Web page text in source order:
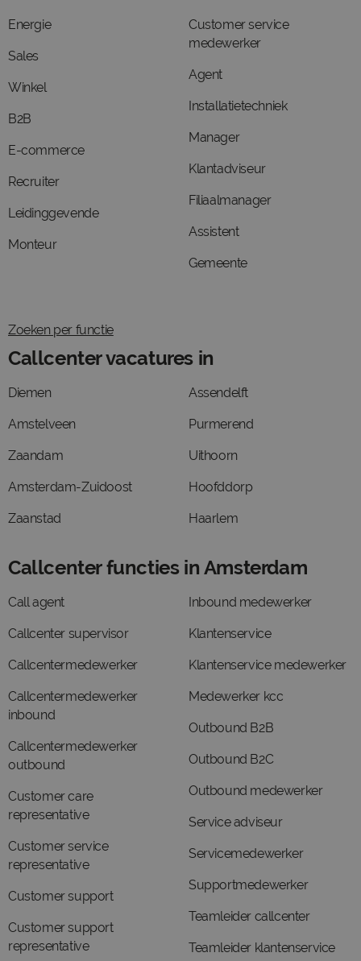
Energie
Sales
Winkel
B2B
E-commerce
Recruiter
Leidinggevende
Monteur
Customer service
medewerker
Agent
Installatietechniek
Manager
Klantadviseur
Filiaalmanager
Assistent
Gemeente
Zoeken per functie
Callcenter vacatures in
Diemen
Amstelveen
Zaandam
Amsterdam-Zuidoost
Zaanstad
Assendelft
Purmerend
Uithoorn
Hoofddorp
Haarlem
Callcenter functies in Amsterdam
Call agent
Callcenter supervisor
Callcentermedewerker
Callcentermedewerker
inbound
Callcentermedewerker
outbound
Customer care
representative
Customer service
representative
Customer support
Customer support
representative
Inbound medewerker
Klantenservice
Klantenservice medewerker
Medewerker kcc
Outbound B2B
Outbound B2C
Outbound medewerker
Service adviseur
Servicemedewerker
Supportmedewerker
Teamleider callcenter
Teamleider klantenservice